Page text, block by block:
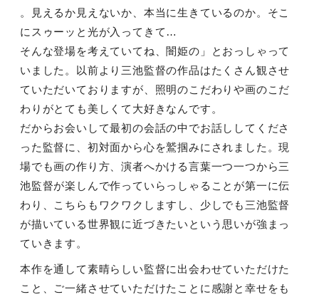
。見えるか見えないか、本当に生きているのか。そこ
にスゥーッと光が入ってきて …
そんな登場を考えていてね、闇姫の」とおっしゃって
いました。以前より三池監督の作品はたくさん観させ
ていただいておりますが、照明のこだわりや画のこだ
わりがとても美しくて大好きなんです。
だからお会いして最初の会話の中でお話ししてくださ
った監督に、初対面から心を鷲掴みにされました。現
場でも画の作り方、演者へかける言葉一つ一つから三
池監督が楽しんで作っていらっしゃることが第一に伝
わり、こちらもワクワクしますし、少しでも三池監督
が描いている世界観に近づきたいという思いが強まっ
ていきます。
本作を通して素晴らしい監督に出会わせていただけた
こと、ご一緒させていただけたことに感謝と幸せをも